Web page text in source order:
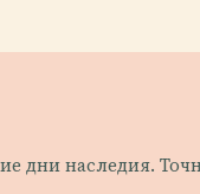
дни наследия.